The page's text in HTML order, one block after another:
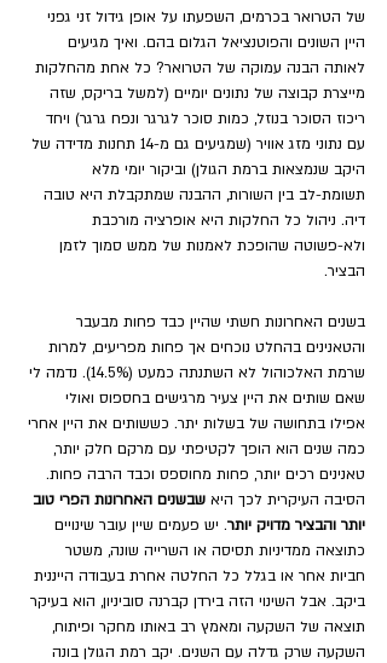
של הטרואר בכרמים, השפעתו על אופן גידול זני גפני
היין השונים והפוטנציאל הגלום בהם. ואיך מגיעים
לאותה הבנה עמוקה של הטרואר? כל אחת מהחלקות
מייצרת קבוצה של נתונים יומיים (למשל בריקס, שזה
ריכוז הסוכר בנוזל, כמות סוכר לגרגר ונפח גרגר) ויחד
עם נתוני מזג אוויר (שמגיעים גם מ-14 תחנות מדידה של
היקב שנמצאות ברמת הגולן) וביקור יומי מלא
תשומת-לב בין השורות, ההבנה שמתקבלת היא טובה
דיה. ניהול כל החלקות היא אופרציה מורכבת
ולא-פשוטה שהופכת לאמנות של ממש סמוך לזמן
הבציר.
בשנים האחרונות חשתי שהיין כבד פחות מבעבר
והטאנינים בהחלט נוכחים אך פחות מפריעים, למרות
שרמת האלכוהול לא השתנתה כמעט (14.5%). נדמה לי
שאם שותים את היין צעיר מרגישים בחספוס ואולי
אפילו בתחושה של בשלות יתר. כששותים את היין אחרי
כמה שנים הוא הופך לקטיפתי עם מרקם חלק יותר,
טאנינים רכים יותר, פחות מחוספס וכבד הרבה פחות.
הסיבה העיקרית לכך היא שבשנים האחרונות הפרי טוב
יותר והבציר מדויק יותר. יש פעמים שיין עובר שינויים
כתוצאה ממדיניות תסיסה או השרייה שונה, משטר
חביות אחר או בגלל כל החלטה אחרת בעבודה הייננית
ביקב. אבל השינוי הזה בירדן קברנה סוביניון, הוא בעיקר
תוצאה של השקעה ומאמץ רב באותו מחקר ופיתוח,
השקעה שרק גדלה עם השנים. יקב רמת הגולן בונה